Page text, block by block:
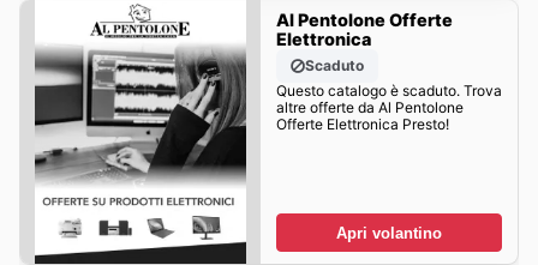
Al Pentolone Offerte
Elettronica
Scaduto
Questo catalogo è scaduto. Trova
altre offerte da Al Pentolone
Offerte Elettronica Presto!
Apri volantino